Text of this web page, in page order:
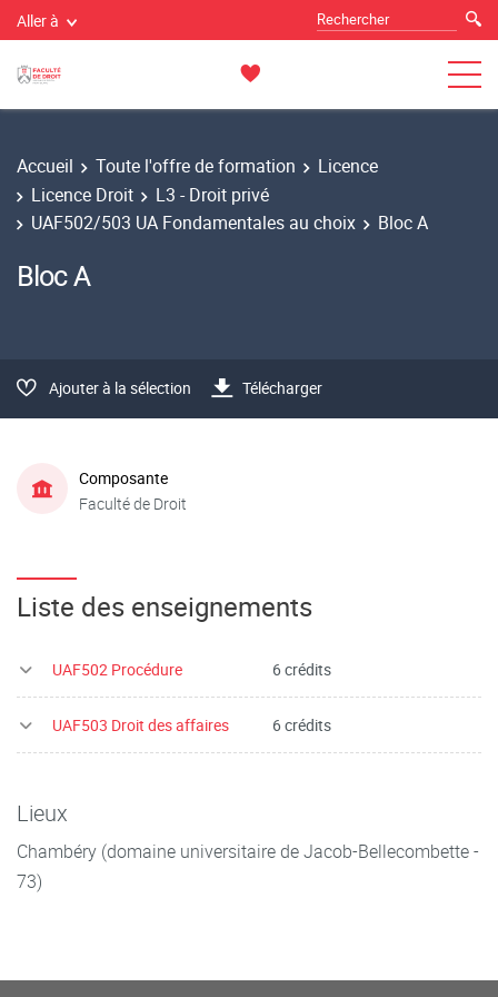
Aller à
Accueil Toute l'offre de formation
Licence
Licence Droit
L3 - Droit privé
UAF502/503 UA Fondamentales au choix
Bloc A
Bloc A
Ajouter à la sélection Télécharger
Composante
Faculté de Droit
Liste des enseignements
UAF502 Procédure 6 crédits
UAF503 Droit des affaires 6 crédits
Lieux
Chambéry (domaine universitaire de Jacob-Bellecombette -
73)